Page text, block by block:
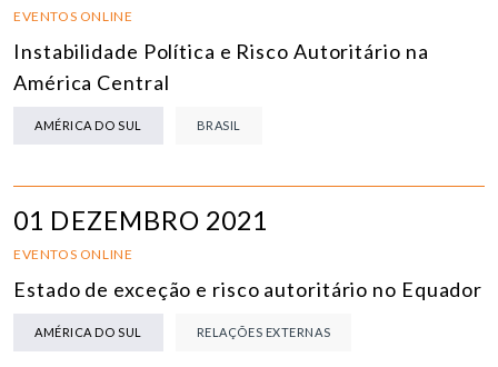
EVENTOS ONLINE
Instabilidade Política e Risco Autoritário na
América Central
AMÉRICA DO SUL BRASIL
01 DEZEMBRO 2021
EVENTOS ONLINE
Estado de exceção e risco autoritário no Equador
AMÉRICA DO SUL RELAÇÕES EXTERNAS